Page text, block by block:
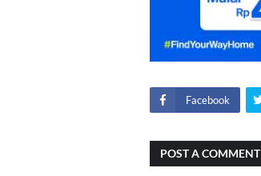
Facebook
POST A COMMENT